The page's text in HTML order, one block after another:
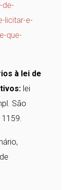
de-
licitar-e-
que-
à lei de
lei
São
1159.